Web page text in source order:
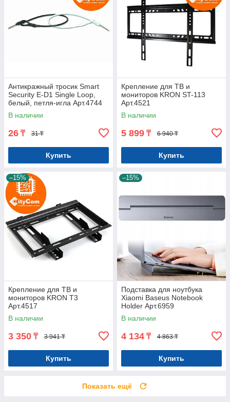
Антикражный тросик Smart
Security E-D1 Single Loop,
белый, петля-игла Арт.4744
В наличии
26 ₸ 31 ₸
Купить
Крепление для ТВ и
мониторов KRON ST-113
Арт.4521
В наличии
5 899 ₸ 6 940 ₸
Купить
–15%
Крепление для ТВ и
мониторов KRON T3
Арт.4517
В наличии
3 350 ₸ 3 941 ₸
Купить
–15%
Подставка для ноутбука
Xiaomi Baseus Notebook
Holder Арт.6959
В наличии
4 134 ₸ 4 863 ₸
Купить
Показать ещё